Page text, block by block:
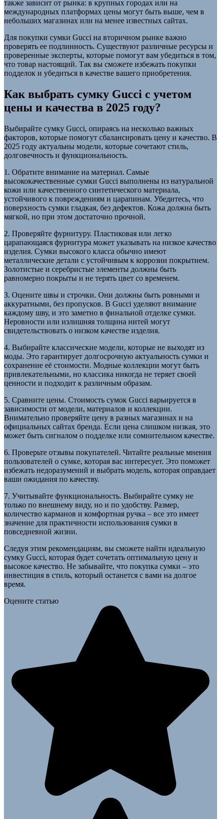
также зависит от рынка: в крупных городах или на
международных платформах цены могут быть выше, чем в
небольших магазинах или на менее известных сайтах.
Для покупки сумки Gucci на вторичном рынке важно
проверять ее подлинность. Существуют различные ресурсы и
проверенные эксперты, которые помогут вам убедиться в том,
что товар настоящий. Так вы сможете избежать покупки
подделок и убедиться в качестве вашего приобретения.
Как выбрать сумку Gucci с учетом
цены и качества в 2025 году?
Выбирайте сумку Gucci, опираясь на несколько важных
факторов, которые помогут сбалансировать цену и качество. В
2025 году актуальны модели, которые сочетают стиль,
долговечность и функциональность.
1. Обратите внимание на материал. Самые
высококачественные сумки Gucci выполнены из натуральной
кожи или качественного синтетического материала,
устойчивого к повреждениям и царапинам. Убедитесь, что
поверхность сумки гладкая, без дефектов. Кожа должна быть
мягкой, но при этом достаточно прочной.
2. Проверяйте фурнитуру. Пластиковая или легко
царапающаяся фурнитура может указывать на низкое качество
изделия. Сумки высокого класса обычно имеют
металлические детали с устойчивым к коррозии покрытием.
Золотистые и серебристые элементы должны быть
равномерно покрыты и не терять цвет со временем.
3. Оцените швы и строчки. Они должны быть ровными и
аккуратными, без пропусков. В Gucci уделяют внимание
каждому шву, и это заметно в финальной отделке сумки.
Неровности или излишняя толщина нитей могут
свидетельствовать о низком качестве изделия.
4. Выбирайте классические модели, которые не выходят из
моды. Это гарантирует долгосрочную актуальность сумки и
сохранение её стоимости. Модные коллекции могут быть
привлекательными, но классика никогда не теряет своей
ценности и подходит к различным образам.
5. Сравните цены. Стоимость сумок Gucci варьируется в
зависимости от модели, материалов и коллекции.
Внимательно проверяйте цену в разных магазинах и на
официальных сайтах бренда. Если цена слишком низкая, это
может быть сигналом о подделке или сомнительном качестве.
6. Проверьте отзывы покупателей. Читайте реальные мнения
пользователей о сумке, которая вас интересует. Это поможет
избежать недоразумений и выбрать модель, которая оправдает
ваши ожидания по качеству.
7. Учитывайте функциональность. Выбирайте сумку не
только по внешнему виду, но и по удобству. Размер,
количество карманов и комфортная ручка – все это имеет
значение для практичности использования сумки в
повседневной жизни.
Следуя этим рекомендациям, вы сможете найти идеальную
сумку Gucci, которая будет сочетать оптимальную цену и
высокое качество. Не забывайте, что покупка сумки – это
инвестиция в стиль, который останется с вами на долгое
время.
Оцените статью